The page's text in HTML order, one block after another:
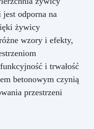
odporna na
żywicy
wzory i efekty,
i trwałość
betonowym czynią
przestrzeni